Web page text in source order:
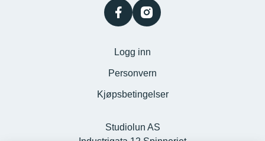
facebookinstagram
Logg inn
Personvern
Kjøpsbetingelser
Studiolun AS